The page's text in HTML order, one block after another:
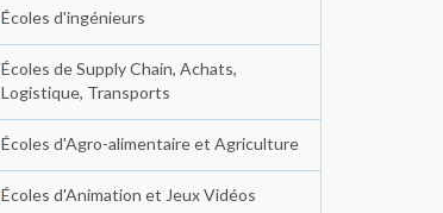
Écoles d'ingénieurs
Écoles de Supply Chain, Achats,
Logistique, Transports
Écoles d'Agro-alimentaire et Agriculture
Écoles d'Animation et Jeux Vidéos